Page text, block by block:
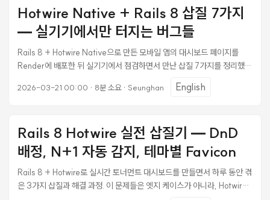
클릭하면 “정말 삭제하시겠습니까?” 확인 다이얼로그가 뜨고, 확인하면
삭제가 진행된다. 그런데 iOS 앱에서는 버튼을 탭해도 아무 반응이 없다.
에러도 없고, 로그도 없고, 그냥 조용히 무시된다. 처음에는
turbo_confirm을 form: 옵션에 넣느냐 data: 옵션에 넣느냐의 문제인
줄 알았다. button_to의 turbo_confirm은 form 태그의 data 속성으로
전달해야 하기 때문이다. 하지만 코드는 정확했다. 웹에서 되는데 네이티브
에서만 안 되니까 iOS 쪽 문제가 확실했다. ...
Hotwire Native + Rails 8 삽질 7가지
— 실기기에서만 터지는 버그들
Rails 8 + Hotwire Native으로 만든 모바일 앱의 대시보드 페이지를
Render에 배포한 뒤 실기기에서 점검하면서 만난 삽질 7가지를 정리했
우저에서는 발견되지 않는 함정들이 많았다. 이 글에서 다루는 주요 키워
컨트롤러 자동 등록, CSS contain 최적화. 프로젝트 환경 Backend:
Rails 8 + PostgreSQL Frontend: Hotwire (Turbo + Stimulus) +
ERB + Tailwind CSS 4 Mobile: Hotwire Native (iOS
WKWebView) Realtime: ActionCable (WebSocket) Deploy:
Render.com Asset Pipeline: importmap-rails (CDN pin 방식) 대시
2026-03-21 00:00 · 8분 소요· Seunghan English
Rails 8 Hotwire 실전 삽질기 — DnD
배정, N+1 자동 감지, 테마별 Favicon
Rails 8 + Hotwire로 실시간 토너먼트 대시보드를 만들면서 하루 동안 겪
은 3가지 삽질과 해결 과정. 이 문제들은 엣지 케이스가 아니라, Hotwire